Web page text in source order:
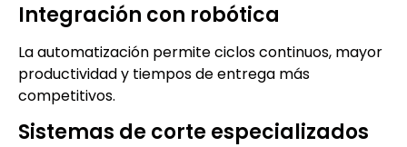
Integración con robótica
La automatización permite ciclos continuos, mayor
productividad y tiempos de entrega más
competitivos.
Sistemas de corte especializados